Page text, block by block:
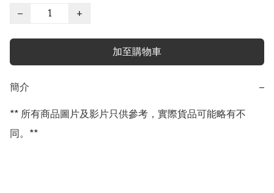
−
+
加至購物車
簡介 −
** 所有商品圖片及影片只供參考，實際貨品可能略有不
同。**